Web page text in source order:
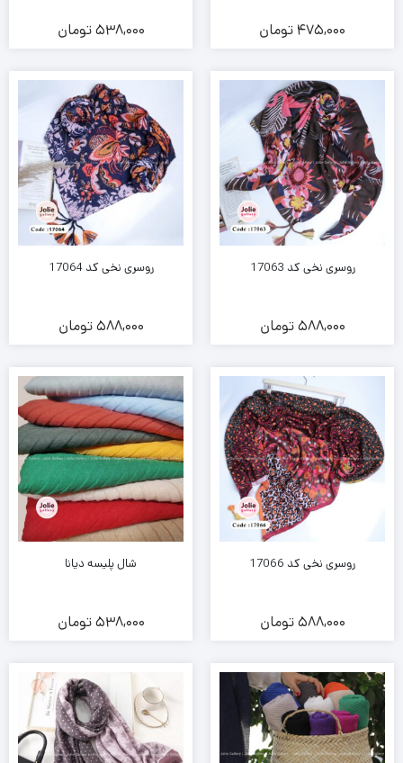
475,000 تومان 538,000تومان
روسری نخی کد 17063
588,000تومان
روسری نخی کد 17064
588,000تومان
روسری نخی کد 17066
588,000تومان
شال پلیسه دیانا
538,000تومان